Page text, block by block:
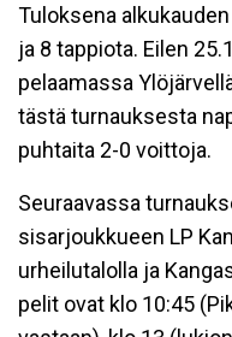
Tuloksena
ja 8 tappiota. Eilen
pelaamassa
tästä turnauksesta
puhtaita 2-0 voittoja.
Seuraavassa
sisarjoukkueen LP
urheilutalolla ja
pelit ovat klo 10:45